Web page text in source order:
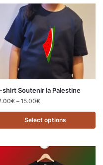
shirt Soutenir la Palestine
€ – 15.00€
Select options